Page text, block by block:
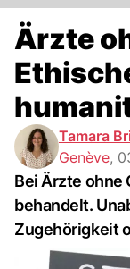
Ärzte
Tamara
Genève,
Bei Ärzte ohne
behandelt.
Zugehörigkeit